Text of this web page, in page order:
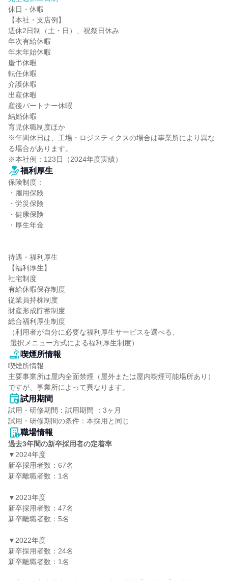
休日・休暇
【本社・支店例】
週休2日制（土・日）、祝祭日休み
年次有給休暇
年末年始休暇
慶弔休暇
転任休暇
介護休暇
出産休暇
産後パートナー休暇
結婚休暇
育児休職制度ほか
※年間休日は、工場・ロジスティクスの場合は事業所により異な
る場合があります。
※本社例：123日（2024年度実績）
福利厚生
保険制度：
・雇用保険
・労災保険
・健康保険
・厚生年金
待遇・福利厚生
【福利厚生】
社宅制度
有給休暇保存制度
従業員持株制度
財産形成貯蓄制度
総合福利厚生制度
（利用者が自分に必要な福利厚生サービスを選べる、
選択メニュー方式による福利厚生制度）
喫煙所情報
喫煙所情報
主要事業所は屋内全面禁煙（屋外または屋内喫煙可能場所あり）
ですが、事業所によって異なります。
試用期間
試用・研修期間：試用期間 ：3ヶ月
職場情報
過去3年間の新卒採用者の定着率
▼2024年度
新卒採用者数：67名
新卒離職者数：1名
▼2023年度
新卒採用者数：47名
新卒離職者数：5名
▼2022年度
新卒採用者数：24名
新卒離職者数：1名